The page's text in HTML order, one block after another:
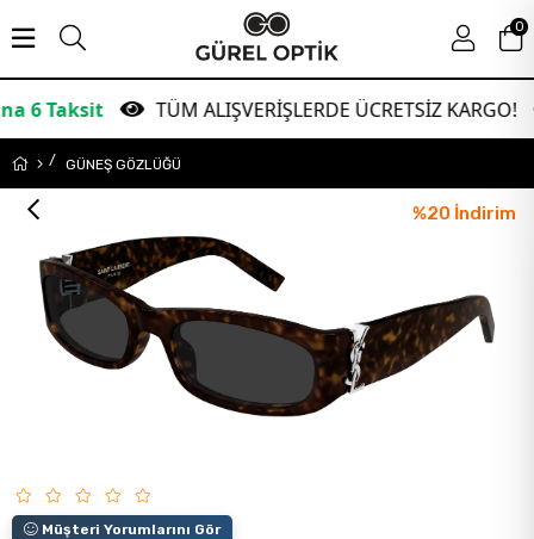
TÜM ALIŞVERİŞLERDE ÜCRETSİZ KARGO!
0
GÜNEŞ GÖZLÜĞÜ
%20 İndirim
Müşteri Yorumlarını Gör